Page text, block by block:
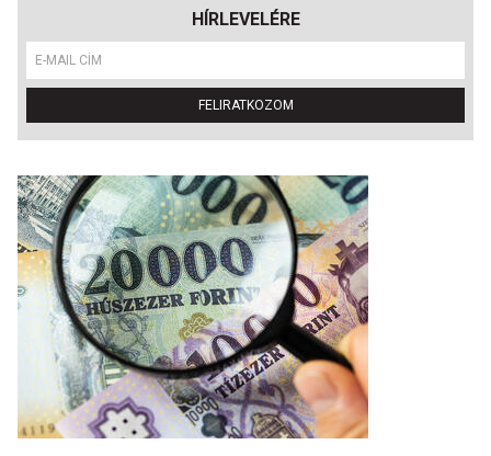
HÍRLEVELÉRE
FELIRATKOZOM